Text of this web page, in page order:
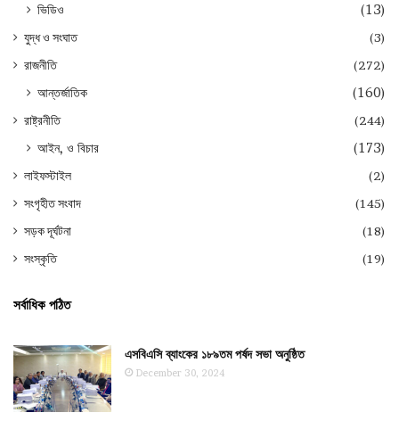
ভিডিও
(13)
যুদ্ধ ও সংঘাত
(3)
রাজনীতি
(272)
আন্তর্জাতিক (160)
রাষ্ট্রনীতি (244)
আইন, ও বিচার (173)
লাইফস্টাইল
(2)
সংগৃহীত সংবাদ
(145)
সড়ক দূর্ঘটনা
(18)
সংস্কৃতি
(19)
সর্বাধিক পঠিত
এসবিএসি ব্যাংকের ১৮৯তম পর্ষদ সভা অনুষ্ঠিত
December 30, 2024